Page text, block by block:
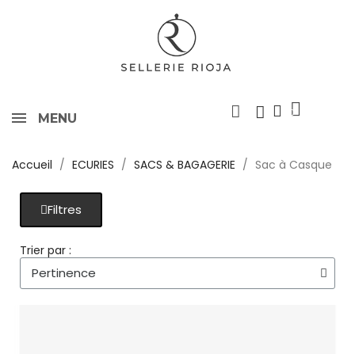
MENU
Accueil ECURIES SACS & BAGAGERIE Sac à Casque
Filtres
Trier par :